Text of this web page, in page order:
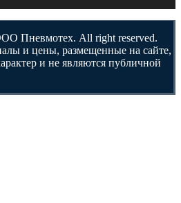
Пневмотех. All right reserved.
и цены, размещенные на сайте,
и не являются публичной